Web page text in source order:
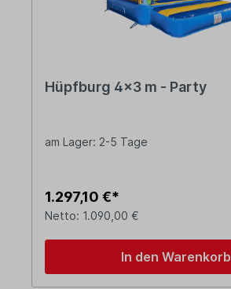
Hüpfburg 4x3 m - Party
am Lager: 2-5 Tage
1.297,10 €*
Netto: 1.090,00 €
In den Warenkorb